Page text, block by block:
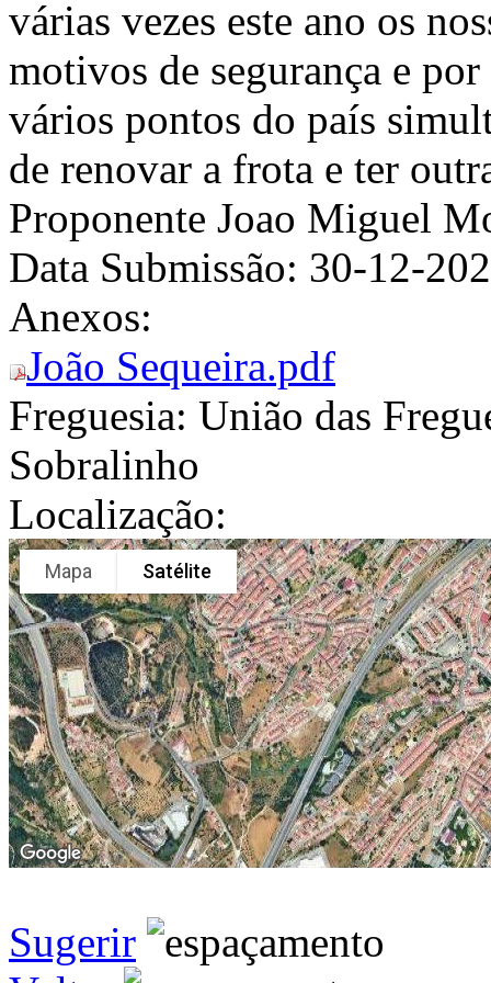
várias vezes este ano os
motivos de segurança e
vários pontos do país
de renovar a frota e ter
Proponente Joao Miguel
Data Submissão: 30-12-
Anexos:
João Sequeira.pdf
Freguesia: União das
Sobralinho
Localização:
Mapa Satélite
Sugerir